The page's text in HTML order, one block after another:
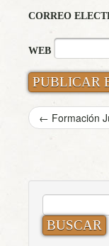
CORREO
WEB
← Formación
BUSCAR: